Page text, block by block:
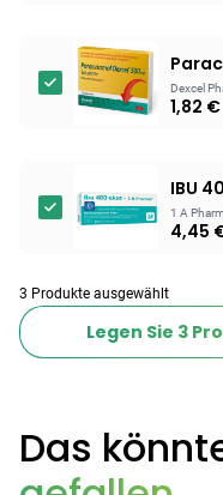
Shampoo
oder zu
12,28 €
ARZNEIMITTEL & GESUNDHEIT
–
pH-
12,89 €
ARZNEIMITTEL & GESUNDHEIT
Bei
&
12,04 €
Dexcel
1,82 €
IBU
1 A
4,45
3 Produkte ausgewählt
Legen Sie 3
Das